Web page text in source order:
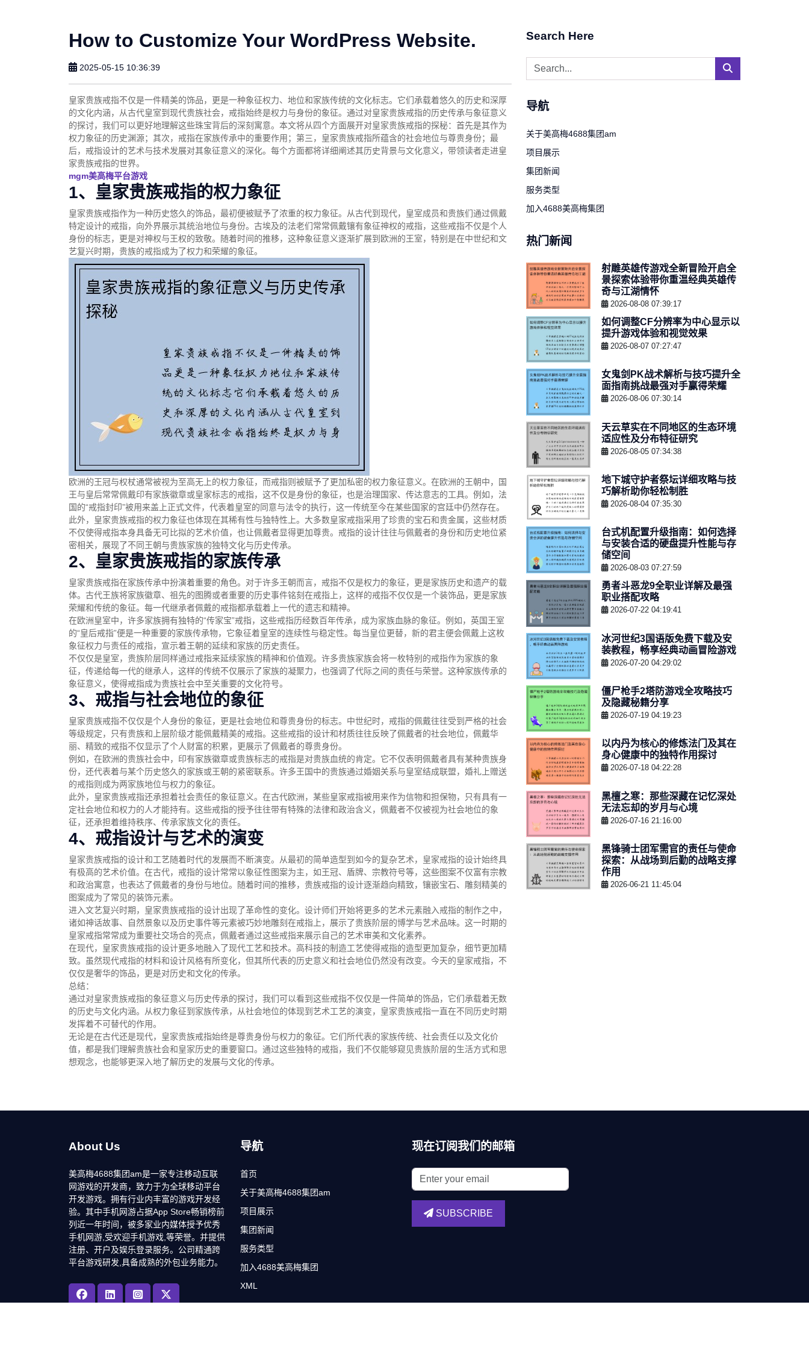
How to Customize Your WordPress Website.
2025-05-15 10:36:39
皇家贵族戒指不仅是一件精美的饰品，更是一种象征权力、地位和家族传统的文化标志。它们承载着悠久的历史和深厚
的文化内涵，从古代皇室到现代贵族社会，戒指始终是权力与身份的象征。通过对皇家贵族戒指的历史传承与象征意义
的探讨，我们可以更好地理解这些珠宝背后的深刻寓意。本文将从四个方面展开对皇家贵族戒指的探秘：首先是其作为
权力象征的历史渊源；其次，戒指在家族传承中的重要作用；第三，皇家贵族戒指所蕴含的社会地位与尊贵身份；最
后，戒指设计的艺术与技术发展对其象征意义的深化。每个方面都将详细阐述其历史背景与文化意义，带领读者走进皇
家贵族戒指的世界。
mgm美高梅平台游戏
1、皇家贵族戒指的权力象征
皇家贵族戒指作为一种历史悠久的饰品，最初便被赋予了浓重的权力象征。从古代到现代，皇室成员和贵族们通过佩戴
特定设计的戒指，向外界展示其统治地位与身份。古埃及的法老们常常佩戴镶有象征神权的戒指，这些戒指不仅是个人
身份的标志，更是对神权与王权的致敬。随着时间的推移，这种象征意义逐渐扩展到欧洲的王室，特别是在中世纪和文
艺复兴时期，贵族的戒指成为了权力和荣耀的象征。
欧洲的王冠与权杖通常被视为至高无上的权力象征，而戒指则被赋予了更加私密的权力象征意义。在欧洲的王朝中，国
王与皇后常常佩戴印有家族徽章或皇家标志的戒指，这不仅是身份的象征，也是治理国家、传达意志的工具。例如，法
国的“戒指封印”被用来盖上正式文件，代表着皇室的同意与法令的执行，这一传统至今在某些国家的宫廷中仍然存在。
此外，皇家贵族戒指的权力象征也体现在其稀有性与独特性上。大多数皇家戒指采用了珍贵的宝石和贵金属，这些材质
不仅使得戒指本身具备无可比拟的艺术价值，也让佩戴者显得更加尊贵。戒指的设计往往与佩戴者的身份和历史地位紧
密相关，展现了不同王朝与贵族家族的独特文化与历史传承。
2、皇家贵族戒指的家族传承
皇家贵族戒指在家族传承中扮演着重要的角色。对于许多王朝而言，戒指不仅是权力的象征，更是家族历史和遗产的载
体。古代王族将家族徽章、祖先的图腾或者重要的历史事件铭刻在戒指上，这样的戒指不仅仅是一个装饰品，更是家族
荣耀和传统的象征。每一代继承者佩戴的戒指都承载着上一代的遗志和精神。
在欧洲皇室中，许多家族拥有独特的“传家宝”戒指，这些戒指历经数百年传承，成为家族血脉的象征。例如，英国王室
的“皇后戒指”便是一种重要的家族传承物，它象征着皇室的连续性与稳定性。每当皇位更替，新的君主便会佩戴上这枚
象征权力与责任的戒指，宣示着王朝的延续和家族的历史责任。
不仅仅是皇室，贵族阶层同样通过戒指来延续家族的精神和价值观。许多贵族家族会将一枚特别的戒指作为家族的象
征，传递给每一代的继承人，这样的传统不仅展示了家族的凝聚力，也强调了代际之间的责任与荣誉。这种家族传承的
象征意义，使得戒指成为贵族社会中至关重要的文化符号。
3、戒指与社会地位的象征
皇家贵族戒指不仅仅是个人身份的象征，更是社会地位和尊贵身份的标志。中世纪时，戒指的佩戴往往受到严格的社会
等级规定，只有贵族和上层阶级才能佩戴精美的戒指。这些戒指的设计和材质往往反映了佩戴者的社会地位，佩戴华
丽、精致的戒指不仅显示了个人财富的积累，更展示了佩戴者的尊贵身份。
例如，在欧洲的贵族社会中，印有家族徽章或贵族标志的戒指是对贵族血统的肯定。它不仅表明佩戴者具有某种贵族身
份，还代表着与某个历史悠久的家族或王朝的紧密联系。许多王国中的贵族通过婚姻关系与皇室结成联盟，婚礼上赠送
的戒指则成为两家族地位与权力的象征。
此外，皇家贵族戒指还承担着社会责任的象征意义。在古代欧洲，某些皇家戒指被用来作为信物和担保物，只有具有一
定社会地位和权力的人才能持有。这些戒指的授予往往带有特殊的法律和政治含义，佩戴者不仅被视为社会地位的象
征，还承担着维持秩序、传承家族文化的责任。
4、戒指设计与艺术的演变
皇家贵族戒指的设计和工艺随着时代的发展而不断演变。从最初的简单造型到如今的复杂艺术，皇家戒指的设计始终具
有极高的艺术价值。在古代，戒指的设计常常以象征性图案为主，如王冠、盾牌、宗教符号等，这些图案不仅富有宗教
和政治寓意，也表达了佩戴者的身份与地位。随着时间的推移，贵族戒指的设计逐渐趋向精致，镶嵌宝石、雕刻精美的
图案成为了常见的装饰元素。
进入文艺复兴时期，皇家贵族戒指的设计出现了革命性的变化。设计师们开始将更多的艺术元素融入戒指的制作之中，
诸如神话故事、自然景象以及历史事件等元素被巧妙地雕刻在戒指上，展示了贵族阶层的博学与艺术品味。这一时期的
皇家戒指常常成为重要社交场合的亮点，佩戴者通过这些戒指来展示自己的艺术审美和文化素养。
在现代，皇家贵族戒指的设计更多地融入了现代工艺和技术。高科技的制造工艺使得戒指的造型更加复杂，细节更加精
致。虽然现代戒指的材料和设计风格有所变化，但其所代表的历史意义和社会地位仍然没有改变。今天的皇家戒指，不
仅仅是奢华的饰品，更是对历史和文化的传承。
总结：
通过对皇家贵族戒指的象征意义与历史传承的探讨，我们可以看到这些戒指不仅仅是一件简单的饰品，它们承载着无数
的历史与文化内涵。从权力象征到家族传承，从社会地位的体现到艺术工艺的演变，皇家贵族戒指一直在不同历史时期
发挥着不可替代的作用。
无论是在古代还是现代，皇家贵族戒指始终是尊贵身份与权力的象征。它们所代表的家族传统、社会责任以及文化价
值，都是我们理解贵族社会和皇家历史的重要窗口。通过这些独特的戒指，我们不仅能够窥见贵族阶层的生活方式和思
想观念，也能够更深入地了解历史的发展与文化的传承。
Search Here
导航
关于美高梅4688集团am
项目展示
集团新闻
服务类型
加入4688美高梅集团
热门新闻
射雕英雄传游戏全新冒险开启全
景探索体验带你重温经典英雄传
奇与江湖情怀
2026-08-08 07:39:17
如何调整CF分辨率为中心显示以
提升游戏体验和视觉效果
2026-08-07 07:27:47
女鬼剑PK战术解析与技巧提升全
面指南挑战最强对手赢得荣耀
2026-08-06 07:30:14
天云草实在不同地区的生态环境
适应性及分布特征研究
2026-08-05 07:34:38
地下城守护者祭坛详细攻略与技
巧解析助你轻松制胜
2026-08-04 07:35:30
台式机配置升级指南：如何选择
与安装合适的硬盘提升性能与存
储空间
2026-08-03 07:27:59
勇者斗恶龙9全职业详解及最强
职业搭配攻略
2026-07-22 04:19:41
冰河世纪3国语版免费下载及安
装教程，畅享经典动画冒险游戏
2026-07-20 04:29:02
僵尸枪手2塔防游戏全攻略技巧
及隐藏秘籍分享
2026-07-19 04:19:23
以内丹为核心的修炼法门及其在
身心健康中的独特作用探讨
2026-07-18 04:22:28
黑檀之寒：那些深藏在记忆深处
无法忘却的岁月与心境
2026-07-16 21:16:00
黑锋骑士团军需官的责任与使命
探索：从战场到后勤的战略支撑
作用
2026-06-21 11:45:04
About Us
美高梅4688集团am是一家专注移动互联
网游戏的开发商，致力于为全球移动平台
开发游戏。拥有行业内丰富的游戏开发经
验。其中手机网游占据App Store畅销榜前
列近一年时间，被多家业内媒体授予优秀
手机网游,受欢迎手机游戏,等荣誉。并提供
注册、开户及娱乐登录服务。公司精通跨
平台游戏研发,具备成熟的外包业务能力。
导航
首页
关于美高梅4688集团am
项目展示
集团新闻
服务类型
加入4688美高梅集团
XML
现在订阅我们的邮箱
SUBSCRIBE